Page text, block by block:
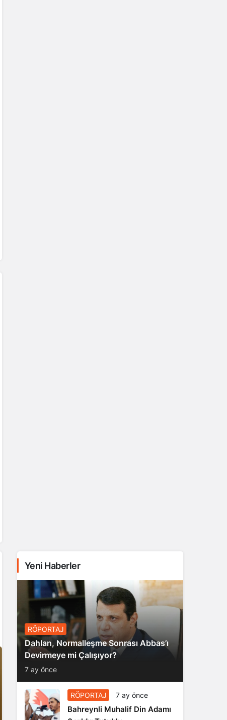
Yeni Haberler
RÖPORTAJ
Dahlan, Normalleşme Sonrası Abbas’ı
Devirmeye mi Çalışıyor?
7 ay önce
RÖPORTAJ 7 ay önce
Bahreynli Muhalif Din Adamı